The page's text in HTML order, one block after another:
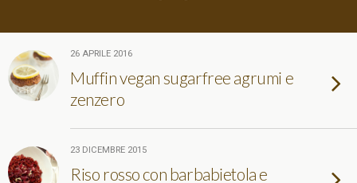
26 APRILE 2016
Muffin vegan sugarfree agrumi e
zenzero
23 DICEMBRE 2015
Riso rosso con barbabietola e